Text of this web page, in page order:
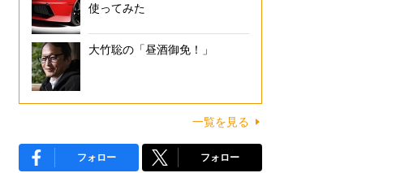
使ってみた
大竹聡の「昼酒御免！」
一覧を見る
フォロー フォロー